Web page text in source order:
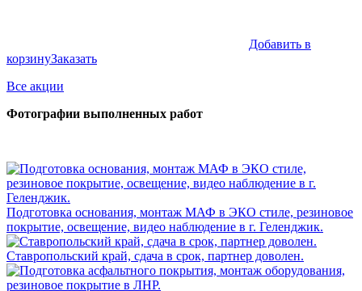
Добавить в
корзинуЗаказать
Все акции
Фотографии выполненных работ
Подготовка основания, монтаж МАФ в ЭКО стиле, резиновое
покрытие, освещение, видео наблюдение в г. Геленджик.
Ставропольский край, сдача в срок, партнер доволен.